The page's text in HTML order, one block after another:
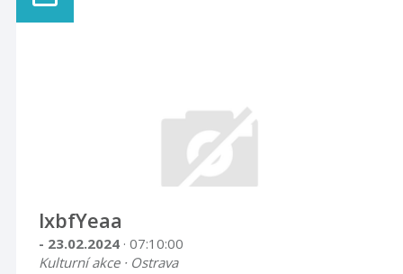
lxbfYeaa
- 23.02.2024 · 07:10:00
Kulturní akce · Ostrava